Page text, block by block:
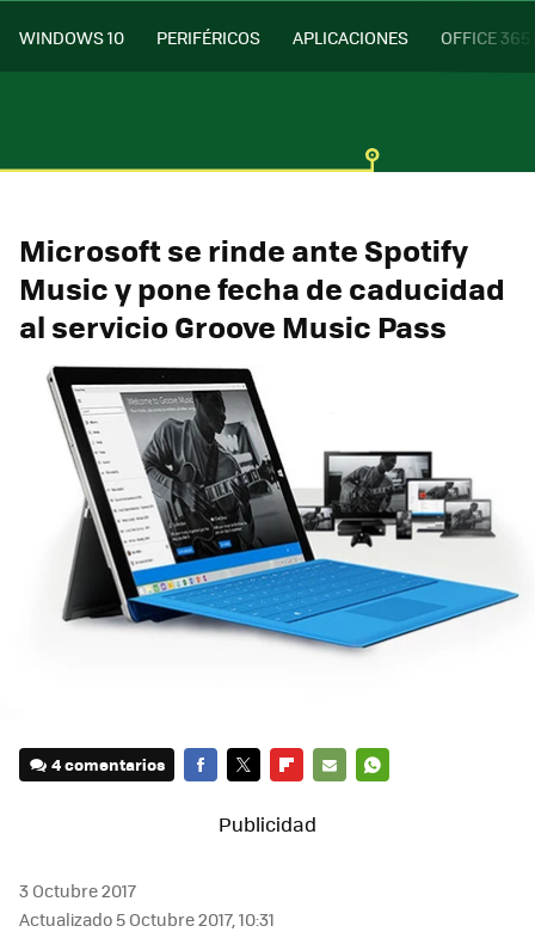
WINDOWS 10 PERIFÉRICOS APLICACIONES OFFICE 365
Microsoft se rinde ante Spotify
Music y pone fecha de caducidad
al servicio Groove Music Pass
4 comentarios
MAIL
3 Octubre 2017
Actualizado 5 Octubre 2017, 10:31